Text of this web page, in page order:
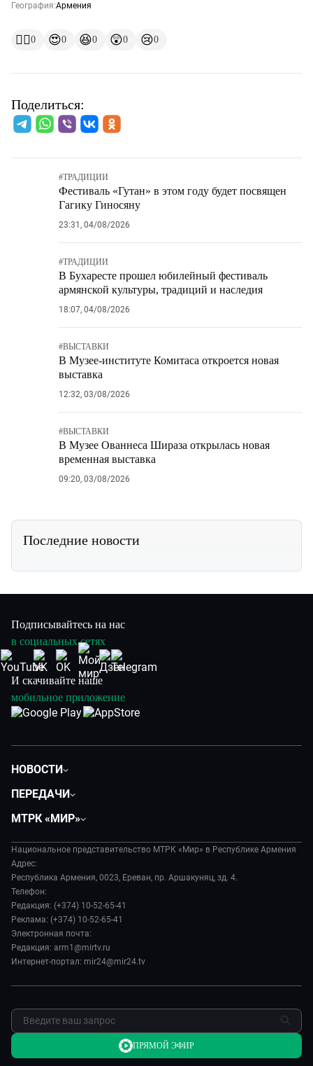
География:Армения
👍🏻0 😍0 😆0 😲0 😢0
Поделиться:
#ТРАДИЦИИ
Фестиваль «Гутан» в этом году будет посвящен
Гагику Гиносяну
23:31, 04/08/2026
#ТРАДИЦИИ
В Бухаресте прошел юбилейный фестиваль
армянской культуры, традиций и наследия
18:07, 04/08/2026
#ВЫСТАВКИ
В Музее-институте Комитаса откроется новая
выставка
12:32, 03/08/2026
#ВЫСТАВКИ
В Музее Ованнеса Шираза открылась новая
временная выставка
09:20, 03/08/2026
Последние новости
Подписывайтесь на нас
в социальных сетях
И скачивайте наше
мобильное приложение
НОВОСТИ
Экономика
Происшествия
Наука и технологии
Культура
Спорт
ПЕРЕДАЧИ
Евразия. Культурно
Евразия. Регионы
Наши иностранцы
Пять причин поехать в...
Сделано в Содружестве
Я – волонтер
МТРК «МИР»
История
Руководство
Лица мира
Новости
Пресса о нас
Карьера
Национальное представительство МТРК «Мир» в Республике Армения
Адрес:
Республика Армения, 0023, Ереван, пр. Аршакуняц, зд. 4.
Телефон:
Редакция: (+374) 10-52-65-41
Реклама: (+374) 10-52-65-41
Электронная почта:
Редакция: arm1@mirtv.ru
Интернет-портал: mir24@mir24.tv
ПРЯМОЙ ЭФИР